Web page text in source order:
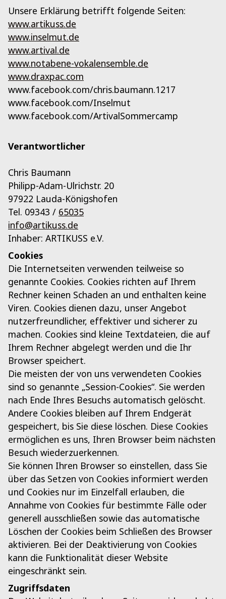
Unsere Erklärung betrifft folgende Seiten:
www.artikuss.de
www.inselmut.de
www.artival.de
www.notabene-vokalensemble.de
www.draxpac.com
www.facebook.com/chris.baumann.1217
www.facebook.com/Inselmut
www.facebook.com/ArtivalSommercamp
Verantwortlicher
Chris Baumann
Philipp-Adam-Ulrichstr. 20
97922 Lauda-Königshofen
Tel. 09343 / 65035
info@artikuss.de
Inhaber: ARTIKUSS e.V.
Cookies
Die Internetseiten verwenden teilweise so
genannte Cookies. Cookies richten auf Ihrem
Rechner keinen Schaden an und enthalten keine
Viren. Cookies dienen dazu, unser Angebot
nutzerfreundlicher, effektiver und sicherer zu
machen. Cookies sind kleine Textdateien, die auf
Ihrem Rechner abgelegt werden und die Ihr
Browser speichert.
Die meisten der von uns verwendeten Cookies
sind so genannte „Session-Cookies“. Sie werden
nach Ende Ihres Besuchs automatisch gelöscht.
Andere Cookies bleiben auf Ihrem Endgerät
gespeichert, bis Sie diese löschen. Diese Cookies
ermöglichen es uns, Ihren Browser beim nächsten
Besuch wiederzuerkennen.
Sie können Ihren Browser so einstellen, dass Sie
über das Setzen von Cookies informiert werden
und Cookies nur im Einzelfall erlauben, die
Annahme von Cookies für bestimmte Fälle oder
generell ausschließen sowie das automatische
Löschen der Cookies beim Schließen des Browser
aktivieren. Bei der Deaktivierung von Cookies
kann die Funktionalität dieser Website
eingeschränkt sein.
Zugriffsdaten